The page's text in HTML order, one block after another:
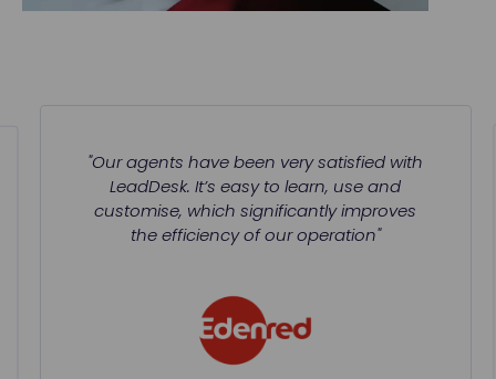
"Our agents have been very satisfied with
LeadDesk. It’s easy to learn, use and
customise, which significantly improves
the efficiency of our operation"